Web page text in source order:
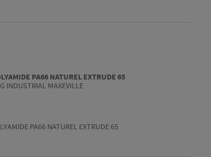
PA66 NATUREL EXTRUDE 65
INDUSTRIAL MAXEVILLE
PA66 NATUREL EXTRUDE 65